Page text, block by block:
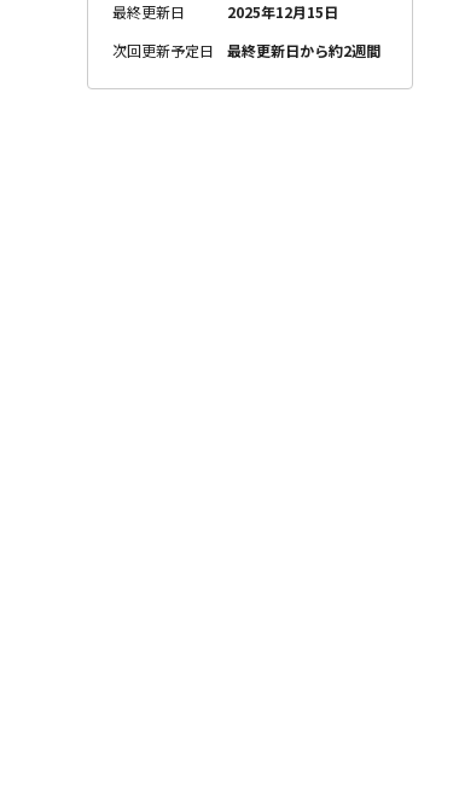
最終更新日
2025年12月15日
次回更新予定日
最終更新日から約2週間